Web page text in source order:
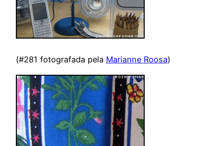
(#281 fotografada pela Marianne Roosa)